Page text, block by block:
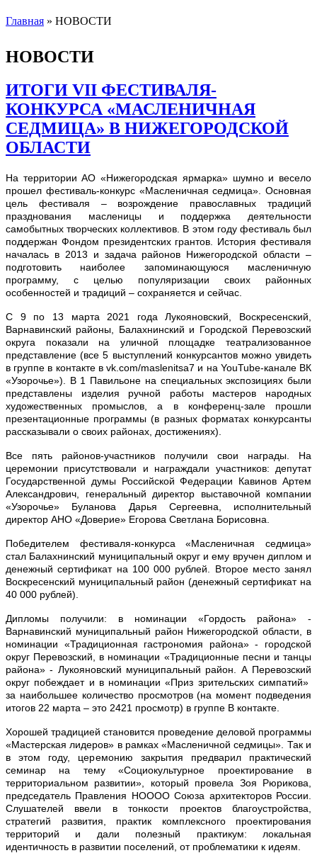
Главная » НОВОСТИ
НОВОСТИ
ИТОГИ VII ФЕСТИВАЛЯ-
КОНКУРСА «МАСЛЕНИЧНАЯ
СЕДМИЦА» В НИЖЕГОРОДСКОЙ
ОБЛАСТИ
На территории АО «Нижегородская ярмарка» шумно и весело
прошел фестиваль-конкурс «Масленичная седмица». Основная
цель фестиваля – возрождение православных традиций
празднования масленицы и поддержка деятельности
самобытных творческих коллективов. В этом году фестиваль был
поддержан Фондом президентских грантов. История фестиваля
началась в 2013 и задача районов Нижегородской области –
подготовить наиболее запоминающуюся масленичную
программу, с целью популяризации своих районных
особенностей и традиций – сохраняется и сейчас.
С 9 по 13 марта 2021 года Лукояновский, Воскресенский,
Варнавинский районы, Балахнинский и Городской Перевозский
округа показали на уличной площадке театрализованное
представление (все 5 выступлений конкурсантов можно увидеть
в группе в контакте в vk.com/maslenitsa7 и на YouTube-канале ВК
«Узорочье»). В 1 Павильоне на специальных экспозициях были
представлены изделия ручной работы мастеров народных
художественных промыслов, а в конференц-зале прошли
презентационные программы (в разных форматах конкурсанты
рассказывали о своих районах, достижениях).
Все пять районов-участников получили свои награды. На
церемонии присутствовали и награждали участников: депутат
Государственной думы Российской Федерации Кавинов Артем
Александрович, генеральный директор выставочной компании
«Узорочье» Буланова Дарья Сергеевна, исполнительный
директор АНО «Доверие» Егорова Светлана Борисовна.
Победителем фестиваля-конкурса «Масленичная седмица»
стал Балахнинский муниципальный округ и ему вручен диплом и
денежный сертификат на 100 000 рублей. Второе место занял
Воскресенский муниципальный район (денежный сертификат на
40 000 рублей).
Дипломы получили: в номинации «Гордость района» -
Варнавинский муниципальный район Нижегородской области, в
номинации «Традиционная гастрономия района» - городской
округ Перевозский, в номинации «Традиционные песни и танцы
района» - Лукояновский муниципальный район. А Перевозский
округ побеждает и в номинации «Приз зрительских симпатий»
за наибольшее количество просмотров (на момент подведения
итогов 22 марта – это 2421 просмотр) в группе В контакте.
Хорошей традицией становится проведение деловой программы
«Мастерская лидеров» в рамках «Масленичной седмицы». Так и
в этом году, церемонию закрытия предварил практический
семинар на тему «Социокультурное проектирование в
территориальном развитии», который провела Зоя Рюрикова,
председатель Правления НОООО Союза архитекторов России.
Слушателей ввели в тонкости проектов благоустройства,
стратегий развития, практик комплексного проектирования
территорий и дали полезный практикум: локальная
идентичность в развитии поселений, от проблематики к идеям.